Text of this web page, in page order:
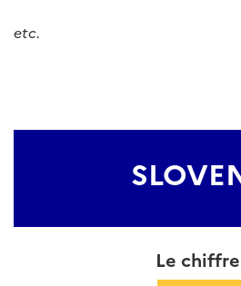
etc.
Le